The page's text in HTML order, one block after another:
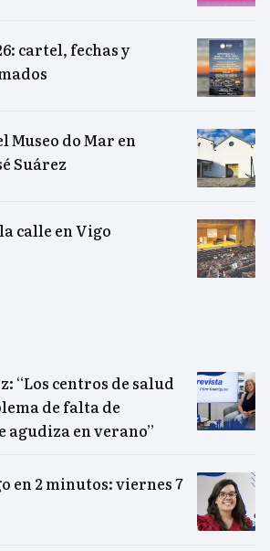
cartel, fechas y
Museo do Mar en
Suárez
calle en Vigo
“Los centros de salud
de falta de
agudiza en verano”
en 2 minutos: viernes 7